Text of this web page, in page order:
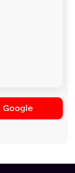
Google